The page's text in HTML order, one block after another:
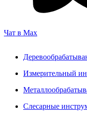
Чат в Max
Измерительный
Слесарные